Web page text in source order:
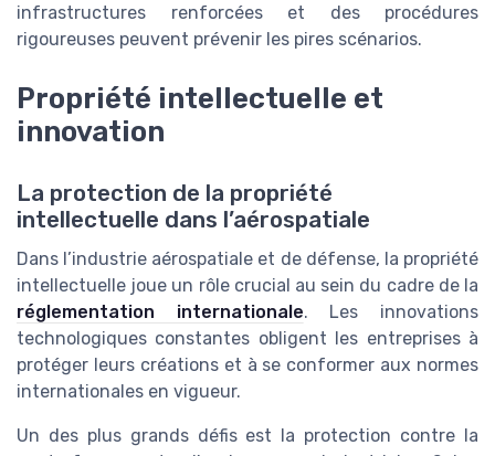
infrastructures renforcées et des procédures
rigoureuses peuvent prévenir les pires scénarios.
Propriété intellectuelle et
innovation
La protection de la propriété
intellectuelle dans l’aérospatiale
Dans l’industrie aérospatiale et de défense, la propriété
intellectuelle joue un rôle crucial au sein du cadre de la
réglementation internationale. Les innovations
technologiques constantes obligent les entreprises à
protéger leurs créations et à se conformer aux normes
internationales en vigueur.
Un des plus grands défis est la protection contre la